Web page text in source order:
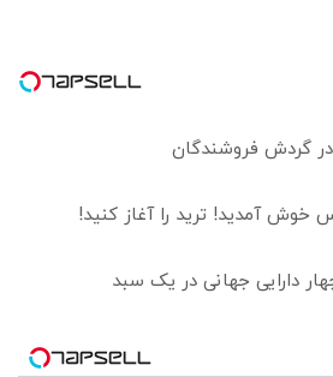
خوش آمدید! ترید را آغاز کنید!
دارایی جهانی در یک سبد